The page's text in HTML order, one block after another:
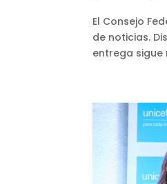
El Consejo
de noticias.
entrega sigue